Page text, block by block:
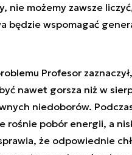
nie możemy zawsze
będzie wspomagać
Profesor
nawet gorsza niż w
niedoborów.
rośnie pobór energii, a
że odpowiednie